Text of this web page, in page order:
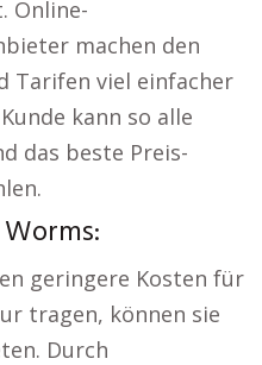
Online-
machen den
Tarifen viel einfacher
kann so alle
das beste Preis-
geringere Kosten für
tragen, können sie
Durch